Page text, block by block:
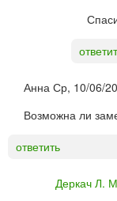
Анна Ср, 10/06/
Возможна ли
ответить
Деркач Л.